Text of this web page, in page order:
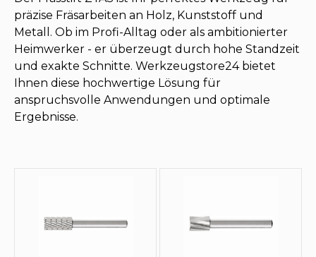
präzise Fräsarbeiten an Holz, Kunststoff und
Metall. Ob im Profi-Alltag oder als ambitionierter
Heimwerker - er überzeugt durch hohe Standzeit
und exakte Schnitte. Werkzeugstore24 bietet
Ihnen diese hochwertige Lösung für
anspruchsvolle Anwendungen und optimale
Ergebnisse.